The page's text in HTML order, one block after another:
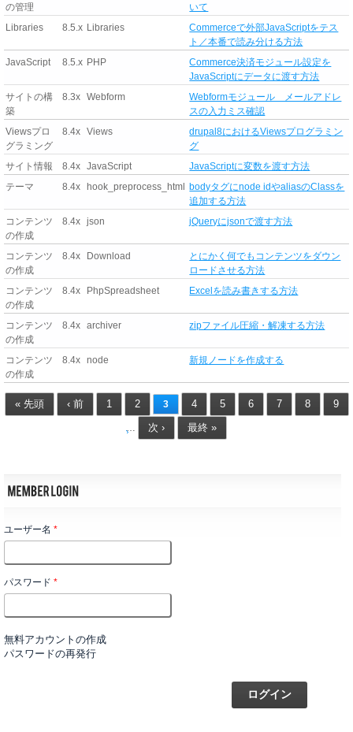
の管理
いて
Libraries
8.5.x Libraries
Commerceで外部JavaScriptをテス
ト／本番で読み分ける方法
JavaScript
8.5.x PHP
Commerce決済モジュール設定を
JavaScriptにデータに渡す方法
サイトの構
築
8.3x Webform
Webformモジュール メールアドレ
スの入力ミス確認
Viewsプロ
グラミング
8.4x Views
drupal8におけるViewsプログラミン
グ
サイト情報
8.4x JavaScript
JavaScriptに変数を渡す方法
テーマ
8.4x hook_preprocess_html
bodyタグにnode idやaliasのClassを
追加する方法
コンテンツ
の作成
8.4x json jQueryにjsonで渡す方法
コンテンツ
の作成
8.4x Download
とにかく何でもコンテンツをダウン
ロードさせる方法
コンテンツ
の作成
8.4x PhpSpreadsheet Excelを読み書きする方法
コンテンツ
の作成
8.4x archiver zipファイル圧縮・解凍する方法
コンテンツ
の作成
8.4x node 新規ノードを作成する
« 先頭 ‹ 前 1 2 3 4 5 6 7 8 9
… 次 › 最終 »
ユーザー名 *
パスワード *
無料アカウントの作成
パスワードの再発行